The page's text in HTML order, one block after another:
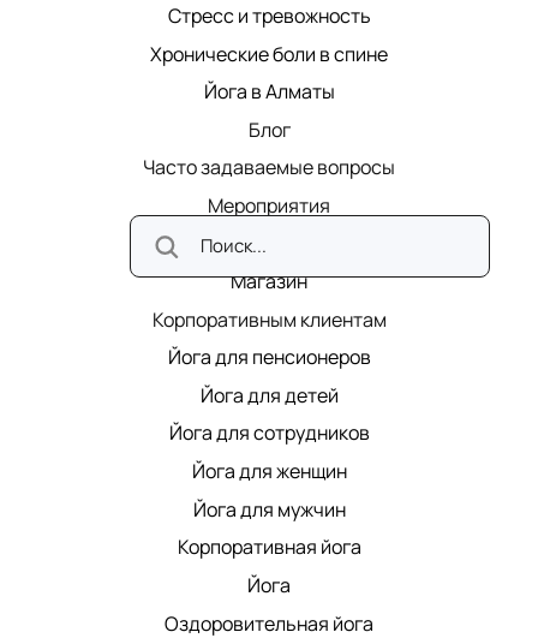
Стресс и тревожность
Хронические боли в спине
Йога в Алматы
Блог
Часто задаваемые вопросы
Мероприятия
Карьера в Киран
Магазин
Корпоративным клиентам
Йога для пенсионеров
Йога для детей
Йога для сотрудников
Йога для женщин
Йога для мужчин
Корпоративная йога
Йога
Оздоровительная йога